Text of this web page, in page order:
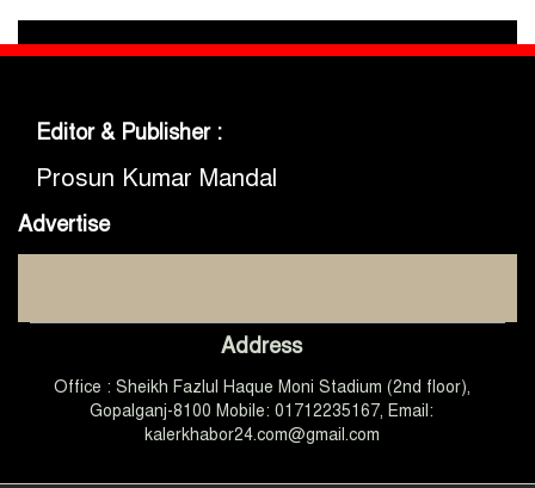
গোবিপ্রবিতে জুলাই গণঅভ্যুত্থান দিবস
উদযাপন
মুকসুদপুরে প্রায় দুই লাখ টাকার
নিষিদ্ধ চায়না দুয়ারী জাল জব্দ, আগুনে
ধ্বংস
মুকসুদপুরে ‘রক্তাক্ত জুলাই’ শীর্ষক
গণতান্ত্রিক ও আধুনিক বাংলাদেশ
গড়তে সবাইকে কাজ করতে হবে
-এমপি ডা. কে এম বাবর
Editor & Publisher :
Prosun Kumar Mandal
Advertise
Address
Office : Sheikh Fazlul Haque Moni Stadium (2nd floor),
Gopalganj-8100 Mobile: 01712235167, Email:
kalerkhabor24.com@gmail.com